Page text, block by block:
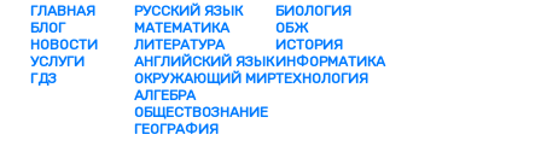
ГЛАВНАЯ
БЛОГ
НОВОСТИ
УСЛУГИ
ГДЗ
РУССКИЙ ЯЗЫК
МАТЕМАТИКА
ЛИТЕРАТУРА
АНГЛИЙСКИЙ ЯЗЫК
ОКРУЖАЮЩИЙ МИР
АЛГЕБРА
ОБЩЕСТВОЗНАНИЕ
ГЕОГРАФИЯ
БИОЛОГИЯ
ОБЖ
ИСТОРИЯ
ИНФОРМАТИКА
ТЕХНОЛОГИЯ